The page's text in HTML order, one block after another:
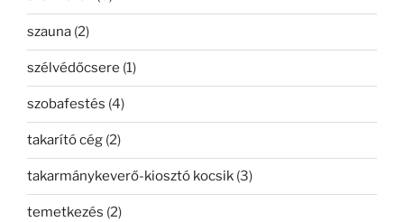
szauna (2)
szélvédőcsere (1)
szobafestés (4)
takarító cég (2)
takarmánykeverő-kiosztó kocsik (3)
temetkezés (2)